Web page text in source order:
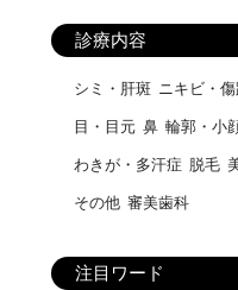
診療内容
シミ・肝斑 ニキビ・
目・目元 鼻 輪郭・小
わきが・多汗症 脱毛
その他 審美歯科
注目ワード